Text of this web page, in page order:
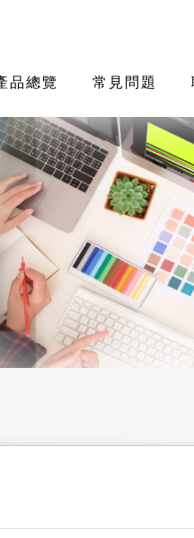
品總覽 常見問題